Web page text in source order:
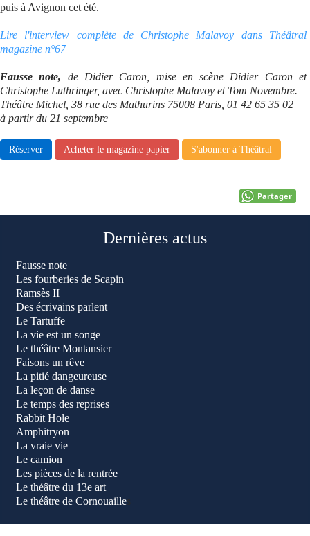
puis à Avignon cet été.
Lire l'interview complète de Christophe Malavoy dans Théâtral
magazine n°67
Fausse note, de Didier Caron, mise en scène Didier Caron et
Christophe Luthringer, avec Christophe Malavoy et Tom Novembre.
Théâtre Michel, 38 rue des Mathurins 75008 Paris, 01 42 65 35 02
à partir du 21 septembre
Réserver Acheter le magazine papier S'abonner à Théâtral
Partager
Dernières actus
Fausse note
Les fourberies de Scapin
Ramsès II
Des écrivains parlent
Le Tartuffe
La vie est un songe
Le théâtre Montansier
Faisons un rêve
La pitié dangeureuse
La leçon de danse
Le temps des reprises
Rabbit Hole
Amphitryon
La vraie vie
Le camion
Les pièces de la rentrée
Le théâtre du 13e art
Le théâtre de Cornouailles